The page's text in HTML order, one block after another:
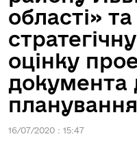
області»
оцінку
документа
планування
16/07/2020 : 15:47